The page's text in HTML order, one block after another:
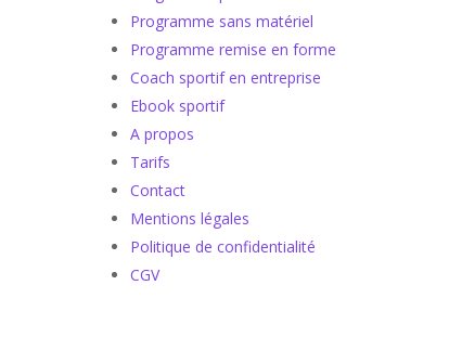
Programme sans matériel
Programme remise en forme
Coach sportif en entreprise
Ebook sportif
A propos
Tarifs
Contact
Mentions légales
Politique de confidentialité
CGV